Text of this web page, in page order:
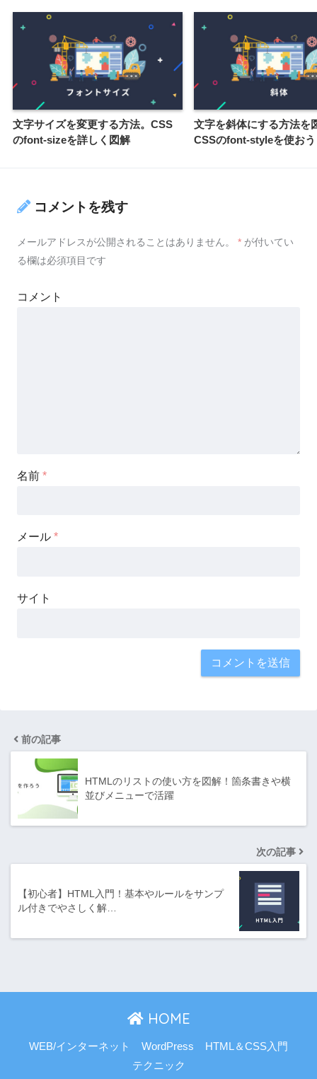
文字サイズを変更する方法。CSS
のfont-sizeを詳しく図解
文字を斜体にする方法を
CSSのfont-styleを使おう
コメントを残す
メールアドレスが公開されることはありません。 * が付いてい
る欄は必須項目です
コメント
名前 *
メール *
サイト
前の記事
HTMLのリストの使い方を図解！箇条書きや横
並びメニューで活躍
次の記事
【初心者】HTML入門！基本やルールをサンプ
ル付きでやさしく解…
HOME
WEB/インターネット WordPress
HTML＆CSS入門
テクニック